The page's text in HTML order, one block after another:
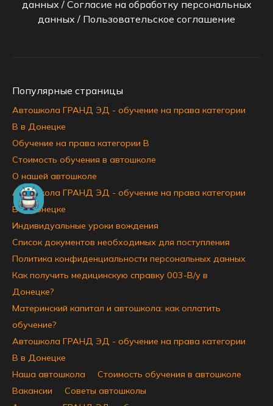
данных / Согласие на обработку персональных
данных / Пользовательское соглашение
Популярные страницы
Автошкола ГРАНД ЭД - обучение на права категории
B в Донецке
Обучение на права категории B
Стоимость обучения в автошколе
О нашей автошколе
Автошкола ГРАНД ЭД - обучение на права категории
B в Донецке
Индивидуальные уроки вождения
Список документов необходимых для поступления
Политика конфиденциальности персональных данных
Как получить медицинскую справку 003-В/у в
Донецке?
Материнский капитал и автошкола: как оплатить
обучение?
Автошкола ГРАНД ЭД - обучение на права категории
B в Донецке
Наша автошкола
Стоимость обучения в автошколе
Вакансии
Советы автошколы